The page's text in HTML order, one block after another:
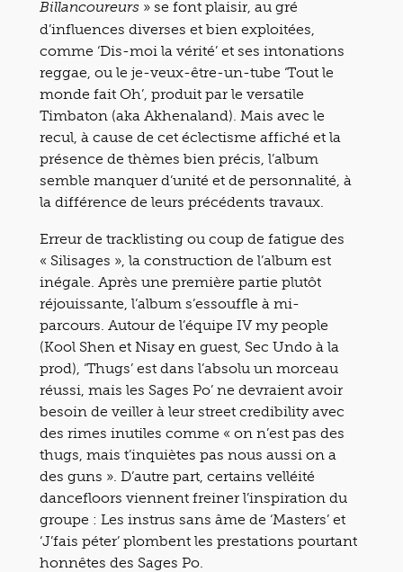
Billancoureurs » se font plaisir, au gré
d’influences diverses et bien exploitées,
comme ‘Dis-moi la vérité’ et ses intonations
reggae, ou le je-veux-être-un-tube ‘Tout le
monde fait Oh’, produit par le versatile
Timbaton (aka Akhenaland). Mais avec le
recul, à cause de cet éclectisme affiché et la
présence de thèmes bien précis, l’album
semble manquer d’unité et de personnalité, à
la différence de leurs précédents travaux.
Erreur de tracklisting ou coup de fatigue des
« Silisages », la construction de l’album est
inégale. Après une première partie plutôt
réjouissante, l’album s’essouffle à mi-
parcours. Autour de l’équipe IV my people
(Kool Shen et Nisay en guest, Sec Undo à la
prod), ‘Thugs’ est dans l’absolu un morceau
réussi, mais les Sages Po’ ne devraient avoir
besoin de veiller à leur street credibility avec
des rimes inutiles comme « on n’est pas des
thugs, mais t’inquiètes pas nous aussi on a
des guns ». D’autre part, certains velléité
dancefloors viennent freiner l’inspiration du
groupe : Les instrus sans âme de ‘Masters’ et
‘J’fais péter’ plombent les prestations pourtant
honnêtes des Sages Po.